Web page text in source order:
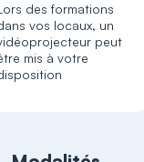
des formations
vos locaux, un
peut
mis à votre